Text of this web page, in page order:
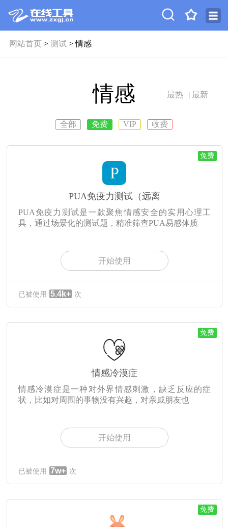
网站首页> 测试 > 情感
最热 | 最新
情感
全部 免费 VIP 收费
免费
P
PUA免疫力测试（远离
PUA免疫力测试是一款聚焦情感安全的实用心理工
具，通过场景化的测试题，精准筛查PUA易感体质
开始使用
已被使用 5.4k+ 次
免费
情感冷漠症
情感冷漠症是一种对外界情感刺激，缺乏反应的症
状，比如对周围的事物没有兴趣，对亲戚朋友也
开始使用
已被使用 7w+ 次
免费